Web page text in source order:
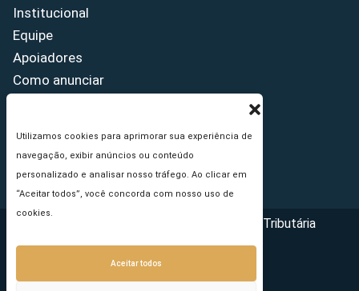
Utilizamos cookies para aprimorar sua experiência de
navegação, exibir anúncios ou conteúdo
personalizado e analisar nosso tráfego. Ao clicar em
“Aceitar todos”, você concorda com nosso uso de
cookies.
Aceitar todos
Institucional
Equipe
Apoiadores
Como anunciar
Princípios Editoriais
Copyright © 2026 - Portal da Reforma Tributária